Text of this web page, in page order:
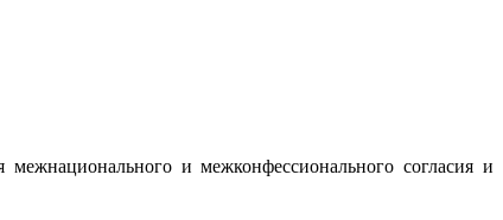
и межконфессионального согласия и